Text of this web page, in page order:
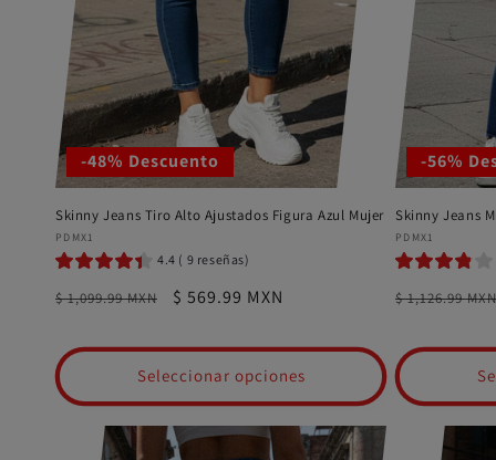
-48% Descuento
Skinny Jeans Tiro Alto Ajustados Figura Azul Mujer
Proveedor:
PDMX1
4.4 ( 9 reseñas)
Precio
$ 1,099.99 MXN
Precio
oferta
$ 569.99 MXN
Seleccionar opciones
-56%
Skinny Jeans
Proveedor:
PDMX1
Precio
$ 1,126.99 MXN